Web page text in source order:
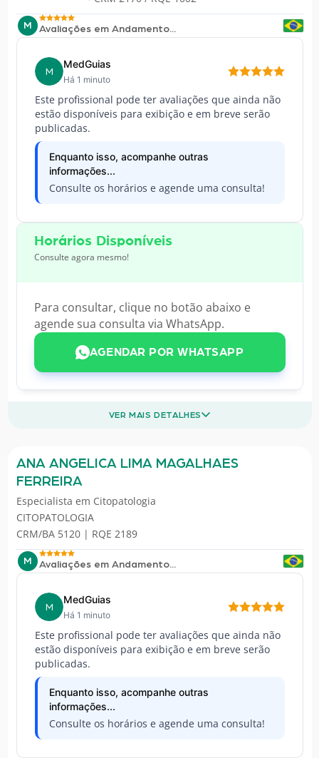
M Avaliações em Andamento...
M
MedGuias
Há 1 minuto
Este profissional pode ter avaliações que ainda não
estão disponíveis para exibição e em breve serão
publicadas.
Enquanto isso, acompanhe outras
informações...
Consulte os horários e agende uma consulta!
Horários Disponíveis
Consulte agora mesmo!
Para consultar, clique no botão abaixo e
agende sua consulta via WhatsApp.
AGENDAR POR WHATSAPP
VER MAIS DETALHES
ANA ANGELICA LIMA MAGALHAES
FERREIRA
Especialista em Citopatologia
CITOPATOLOGIA
CRM/BA 5120 | RQE 2189
M Avaliações em Andamento...
M
MedGuias
Há 1 minuto
Este profissional pode ter avaliações que ainda não
estão disponíveis para exibição e em breve serão
publicadas.
Enquanto isso, acompanhe outras
informações...
Consulte os horários e agende uma consulta!